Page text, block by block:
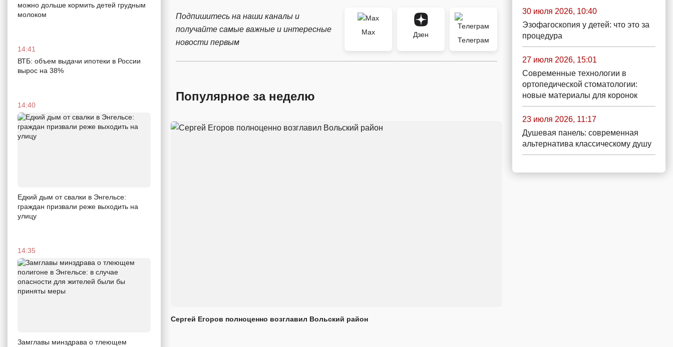
можно дольше кормить детей грудным
молоком
14:41
ВТБ: объем выдачи ипотеки в России
вырос на 38%
14:40
Едкий дым от свалки в Энгельсе:
граждан призвали реже выходить на
улицу
14:35
Замглавы минздрава о тлеющем
Подпишитесь на наши каналы и
получайте самые важные и интересные
новости первым
Max Дзен
Телеграм
Популярное за неделю
Сергей Егоров полноценно возглавил Вольский район
30 июля 2026, 10:40
Эзофагоскопия у детей: что это за
процедура
27 июля 2026, 15:01
Современные технологии в
ортопедической стоматологии:
новые материалы для коронок
23 июля 2026, 11:17
Душевая панель: современная
альтернатива классическому душу